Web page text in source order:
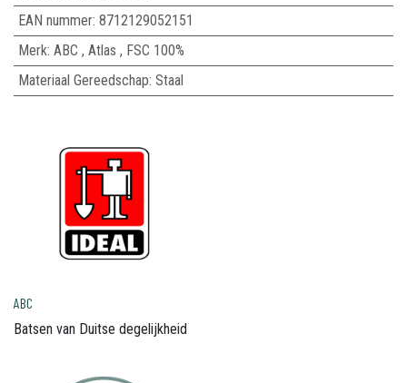
EAN nummer: 8712129052151
Merk: ABC , Atlas , FSC 100%
Materiaal Gereedschap: Staal
ABC
Batsen van Duitse degelijkheid